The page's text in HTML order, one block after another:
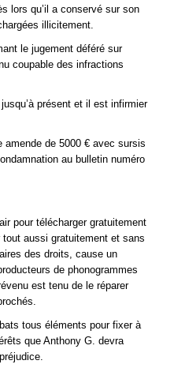
lors qu’il a conservé sur son
illicitement.
le jugement déféré sur
coupable des infractions
présent et il est infirmier
amende de 5000 € avec sursis
au bulletin numéro
pour télécharger gratuitement
aussi gratuitement et sans
des droits, cause un
de phonogrammes
est tenu de le réparer
tous éléments pour fixer à
que Anthony G. devra